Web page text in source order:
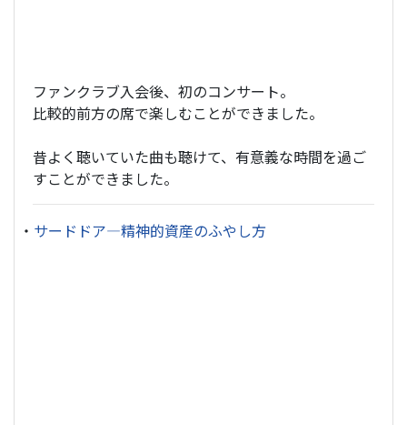
ファンクラブ入会後、初のコンサート。
比較的前方の席で楽しむことができました。
昔よく聴いていた曲も聴けて、有意義な時間を過ご
すことができました。
・ サードドア―精神的資産のふやし方